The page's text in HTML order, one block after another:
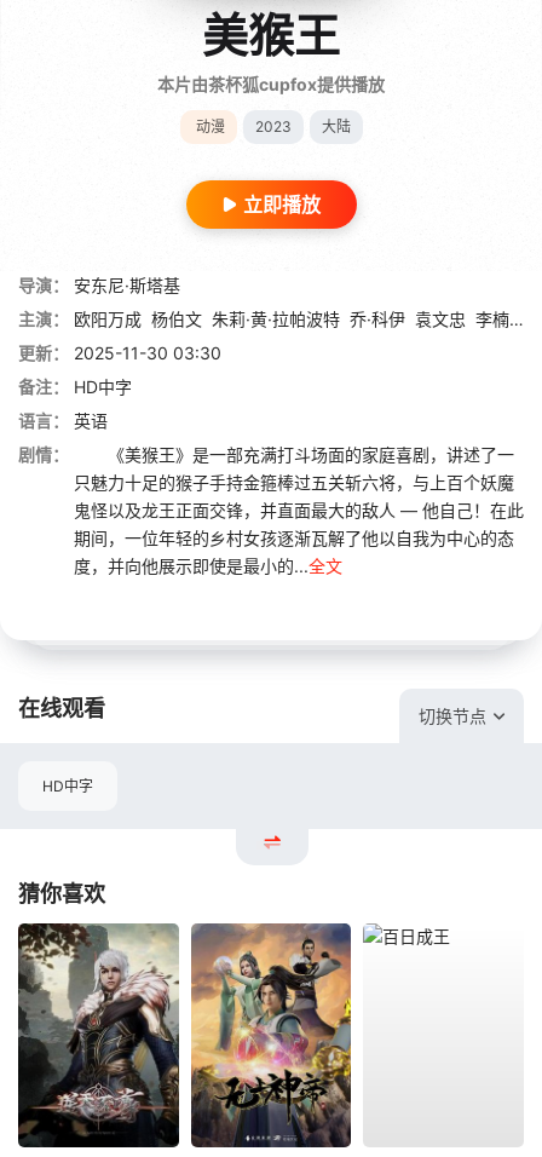
美猴王
本片由茶杯狐cupfox提供播放
动漫 2023 大陆
立即播放
导演：
安东尼·斯塔基
主演：
欧阳万成 杨伯文 朱莉·黄·拉帕波特 乔·科伊 袁文忠 李楠 许
更新：
2025-11-30 03:30
备注：
HD中字
语言：
英语
剧情：
《美猴王》是一部充满打斗场面的家庭喜剧，讲述了一
只魅力十足的猴子手持金箍棒过五关斩六将，与上百个妖魔
鬼怪以及龙王正面交锋，并直面最大的敌人 — 他自己！在此
期间，一位年轻的乡村女孩逐渐瓦解了他以自我为中心的态
度，并向他展示即使是最小的...全文
在线观看 切换节点
HD中字
猜你喜欢